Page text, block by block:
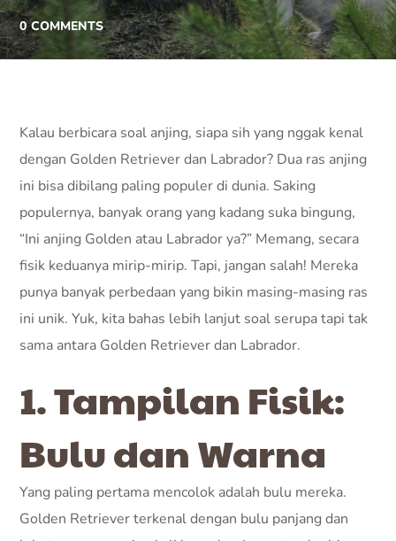
0 COMMENTS
Kalau berbicara soal anjing, siapa sih yang nggak kenal
dengan Golden Retriever dan Labrador? Dua ras anjing
ini bisa dibilang paling populer di dunia. Saking
populernya, banyak orang yang kadang suka bingung,
“Ini anjing Golden atau Labrador ya?” Memang, secara
fisik keduanya mirip-mirip. Tapi, jangan salah! Mereka
punya banyak perbedaan yang bikin masing-masing ras
ini unik. Yuk, kita bahas lebih lanjut soal serupa tapi tak
sama antara Golden Retriever dan Labrador.
1. Tampilan Fisik:
Bulu dan Warna
Yang paling pertama mencolok adalah bulu mereka.
Golden Retriever terkenal dengan bulu panjang dan